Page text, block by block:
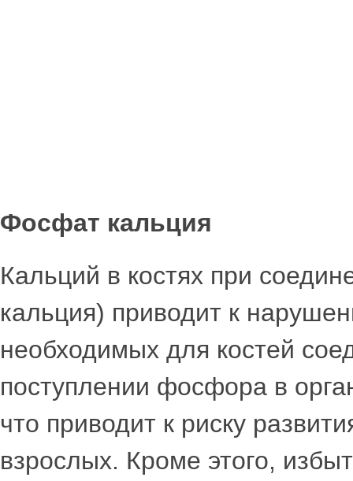
Фосфат кальция
Кальций в костях при
кальция) приводит к
необходимых для костей
поступлении фосфора в
что приводит к риску
взрослых. Кроме этого,